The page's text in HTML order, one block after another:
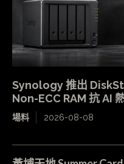
Synology 推出
Non-ECC RAM 抗 AI
場料 2026-08-08